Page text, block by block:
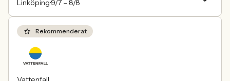
Linköping 9/7 – 8/8
Rekommenderat